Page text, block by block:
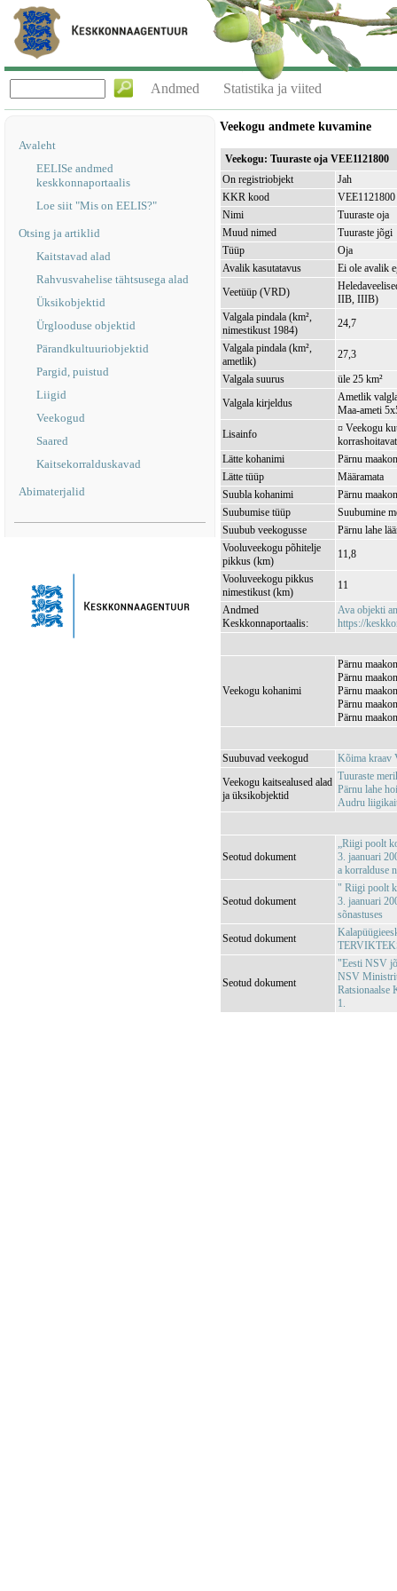
Andmed Statistika ja viited
Avaleht
EELISe andmed
keskkonnaportaalis
Loe siit "Mis on EELIS?"
Otsing ja artiklid
Kaitstavad alad
Rahvusvahelise tähtsusega alad
Üksikobjektid
Ürglooduse objektid
Pärandkultuuriobjektid
Pargid, puistud
Liigid
Veekogud
Saared
Kaitsekorralduskavad
Abimaterjalid
Veekogu andmete kuvamine
Veekogu: Tuuraste oja VEE1121800
On registriobjekt
Jah
KKR kood
VEE1121800
Nimi
Tuuraste oja
Muud nimed
Tuuraste jõgi
Tüüp
Oja
Avalik kasutatavus
Ei ole avalik
Veetüüp (VRD)
IIB, IIIB)
Valgala pindala (km²,
nimestikust 1984)
24,7
Valgala pindala (km²,
ametlik)
27,3
Valgala suurus
üle 25 km²
Valgala kirjeldus
Ametlik
Maa-ameti
Lisainfo
¤ Veekogu
Lätte kohanimi
Pärnu
Lätte tüüp
Määramata
Suubla kohanimi
Pärnu
Suubumise tüüp
Suubumine
Suubub veekogusse
Pärnu lahe
Vooluveekogu põhitelje
pikkus (km)
11,8
Vooluveekogu pikkus
nimestikust (km)
11
Andmed
Keskkonnaportaalis:
Ava objekti
https://
Veekogu kohanimi
Pärnu
Pärnu
Pärnu
Pärnu
Pärnu
Suubuvad veekogud
Kõima kraav
Veekogu kaitsealused alad
ja üksikobjektid
Tuuraste
Pärnu lahe
Audru
Seotud dokument
„Riigi poolt
3. jaanuari
a korralduse
Seotud dokument
" Riigi poolt
3. jaanuari
sõnastuses
Seotud dokument
Seotud dokument
"Eesti NSV
NSV
Ratsionaalse
1.